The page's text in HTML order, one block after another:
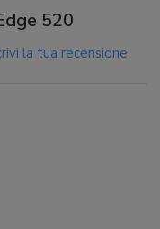
520
la tua recensione